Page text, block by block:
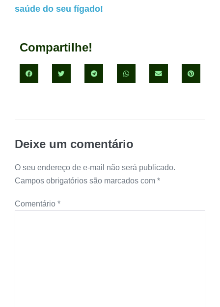
saúde do seu fígado!
Compartilhe!
Deixe um comentário
O seu endereço de e-mail não será publicado.
Campos obrigatórios são marcados com *
Comentário *